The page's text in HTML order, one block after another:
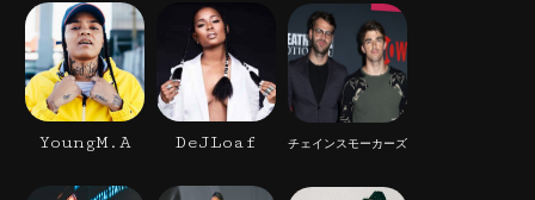
YoungM.A DeJLoaf チェインスモーカーズ